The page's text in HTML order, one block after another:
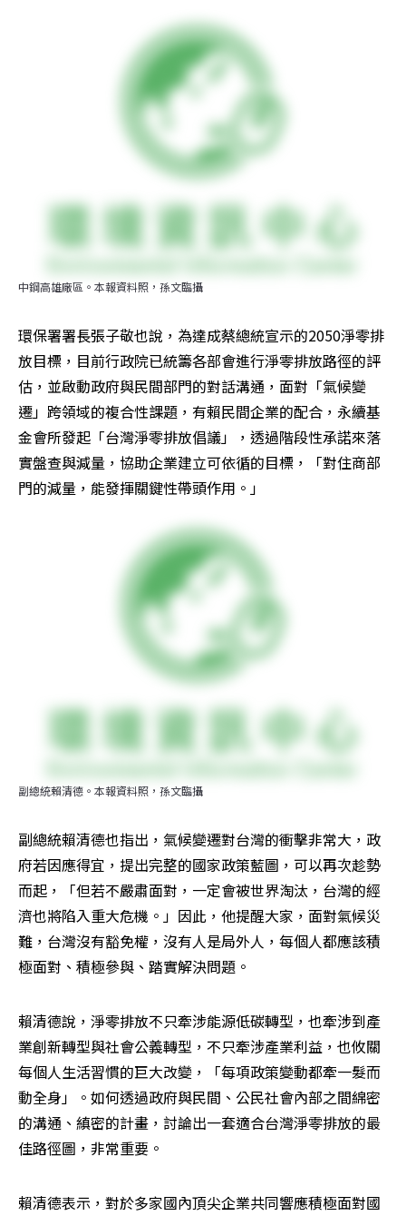
中鋼高雄廠區。本報資料照，孫文臨攝
環保署署長張子敬也說，為達成蔡總統宣示的2050淨零排
放目標，目前行政院已統籌各部會進行淨零排放路徑的評
估，並啟動政府與民間部門的對話溝通，面對「氣候變
遷」跨領域的複合性課題，有賴民間企業的配合，永續基
金會所發起「台灣淨零排放倡議」，透過階段性承諾來落
實盤查與減量，協助企業建立可依循的目標，「對住商部
門的減量，能發揮關鍵性帶頭作用。」
副總統賴清德。本報資料照，孫文臨攝
副總統賴清德也指出，氣候變遷對台灣的衝擊非常大，政
府若因應得宜，提出完整的國家政策藍圖，可以再次趁勢
而起，「但若不嚴肅面對，一定會被世界淘汰，台灣的經
濟也將陷入重大危機。」因此，他提醒大家，面對氣候災
難，台灣沒有豁免權，沒有人是局外人，每個人都應該積
極面對、積極參與、踏實解決問題。
賴清德說，淨零排放不只牽涉能源低碳轉型，也牽涉到產
業創新轉型與社會公義轉型，不只牽涉產業利益，也攸關
每個人生活習慣的巨大改變，「每項政策變動都牽一髮而
動全身」。如何透過政府與民間、公民社會內部之間綿密
的溝通、縝密的計畫，討論出一套適合台灣淨零排放的最
佳路徑圖，非常重要。
賴清德表示，對於多家國內頂尖企業共同響應積極面對國